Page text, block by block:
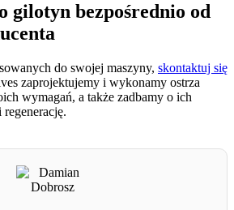
gilotyn bezpośrednio od
do swojej maszyny, skontaktuj się
zaprojektujemy i wykonamy ostrza
wymagań, a także zadbamy o ich